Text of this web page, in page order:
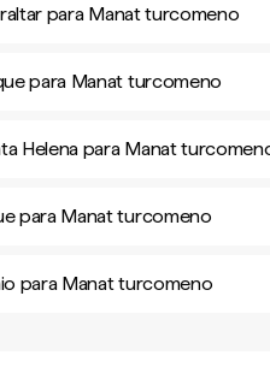
para Manat turcomeno
para Manat turcomeno
Helena para Manat
para Manat turcomeno
para Manat turcomeno